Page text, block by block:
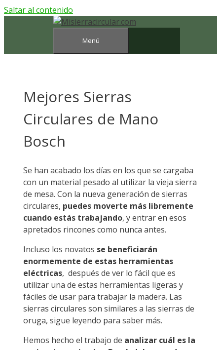
Saltar al contenido
Menú
Mejores Sierras
Circulares de Mano
Bosch
Se han acabado los días en los que se cargaba
con un material pesado al utilizar la vieja sierra
de mesa. Con la nueva generación de sierras
circulares, puedes moverte más libremente
cuando estás trabajando, y entrar en esos
apretados rincones como nunca antes.
Incluso los novatos se beneficiarán
enormemente de estas herramientas
eléctricas, después de ver lo fácil que es
utilizar una de estas herramientas ligeras y
fáciles de usar para trabajar la madera. Las
sierras circulares son similares a las sierras de
oruga, sigue leyendo para saber más.
Hemos hecho el trabajo de analizar cuál es la